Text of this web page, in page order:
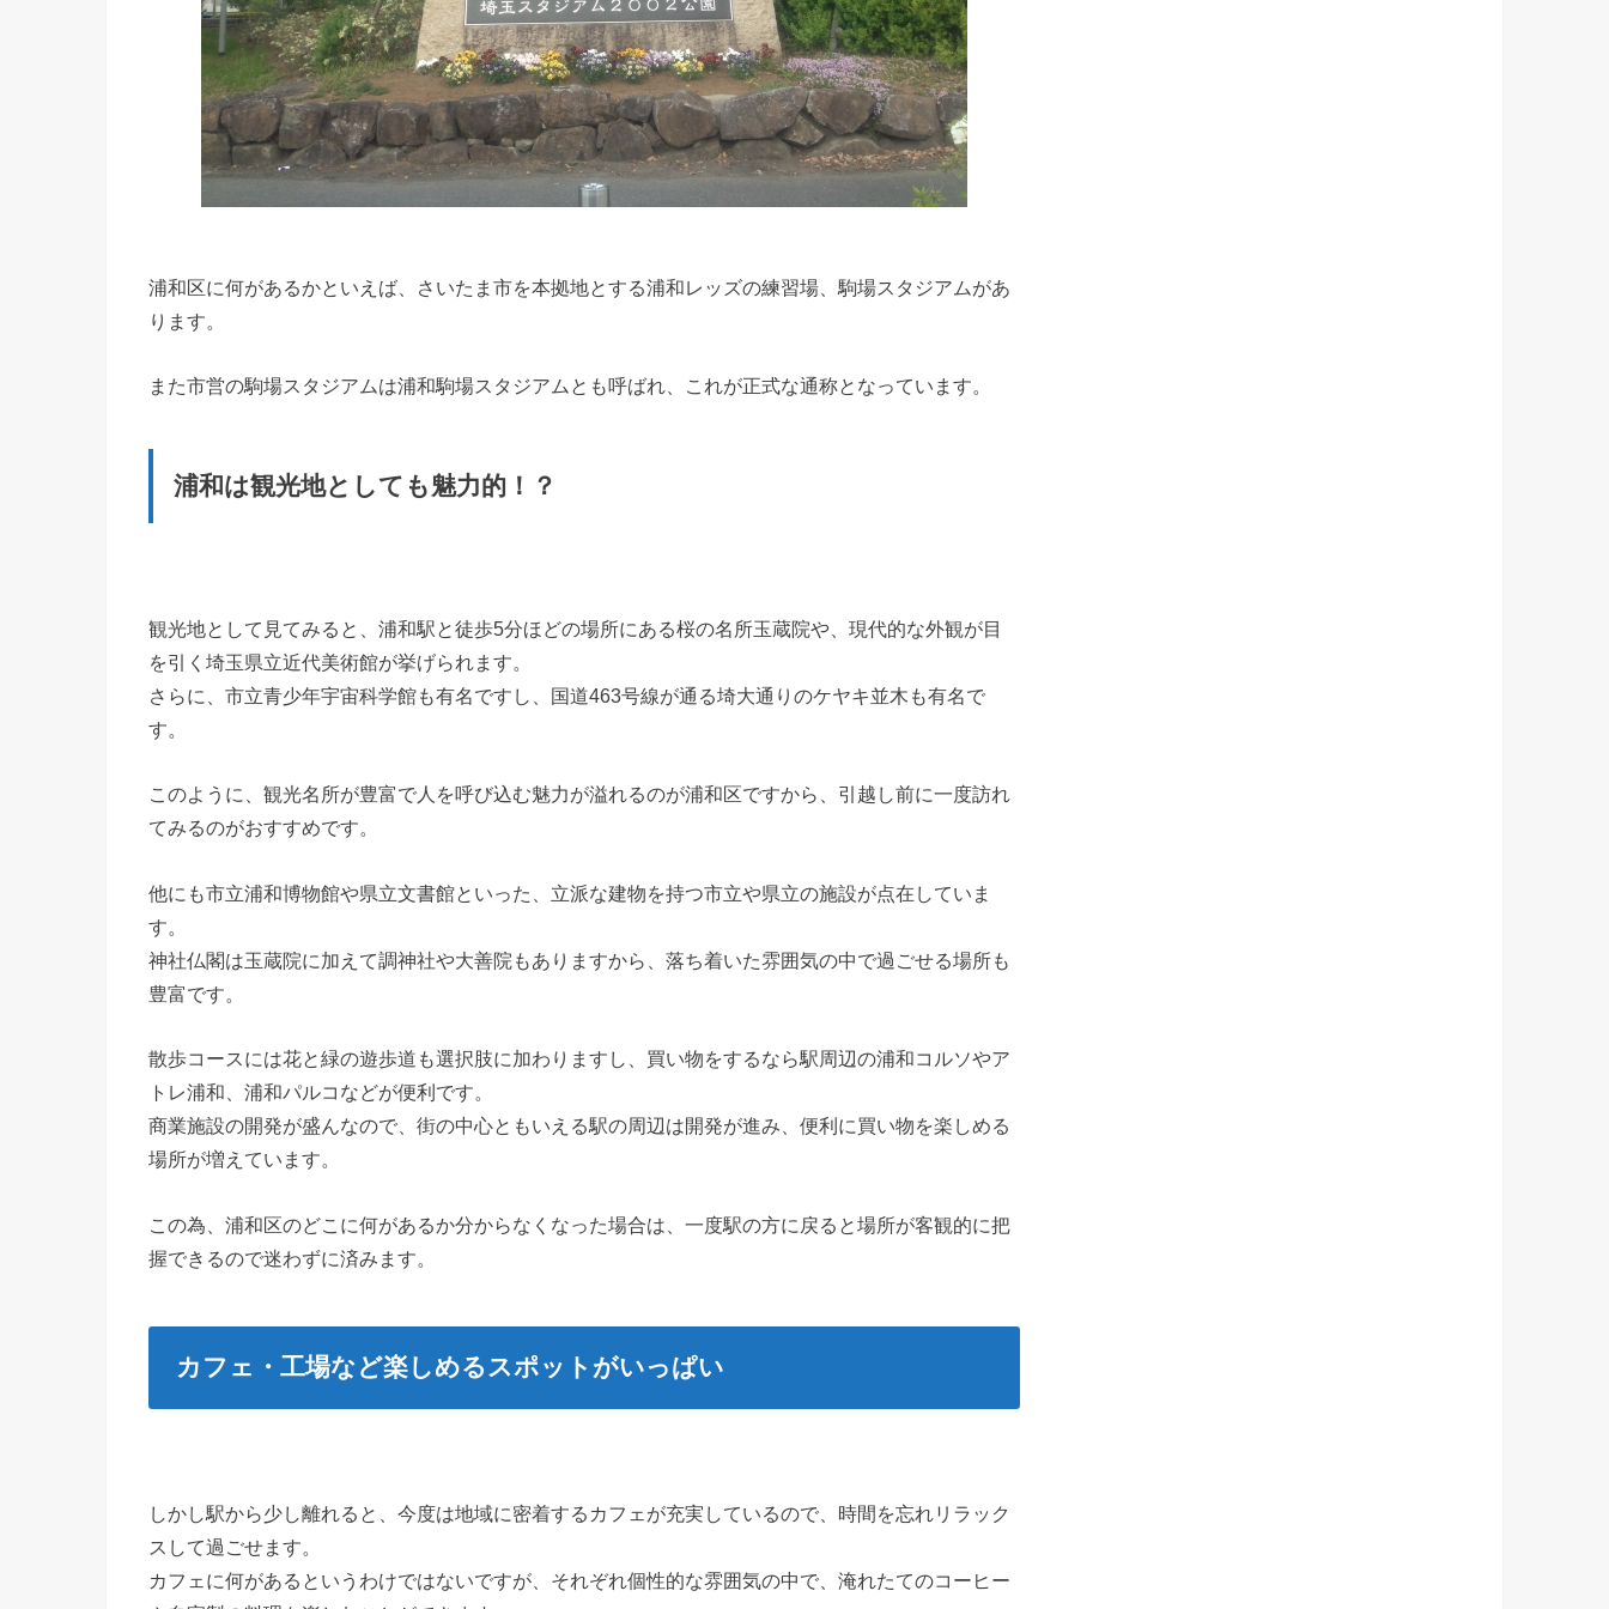
浦和区に何があるかといえば、さいたま市を本拠地とする浦和レッズの練習場、駒場スタジアムがあ
ります。
また市営の駒場スタジアムは浦和駒場スタジアムとも呼ばれ、これが正式な通称となっています。
浦和は観光地としても魅力的！？
観光地として見てみると、浦和駅と徒歩5分ほどの場所にある桜の名所玉蔵院や、現代的な外観が目
を引く埼玉県立近代美術館が挙げられます。
さらに、市立青少年宇宙科学館も有名ですし、国道463号線が通る埼大通りのケヤキ並木も有名で
す。
このように、観光名所が豊富で人を呼び込む魅力が溢れるのが浦和区ですから、引越し前に一度訪れ
てみるのがおすすめです。
他にも市立浦和博物館や県立文書館といった、立派な建物を持つ市立や県立の施設が点在していま
す。
神社仏閣は玉蔵院に加えて調神社や大善院もありますから、落ち着いた雰囲気の中で過ごせる場所も
豊富です。
散歩コースには花と緑の遊歩道も選択肢に加わりますし、買い物をするなら駅周辺の浦和コルソやア
トレ浦和、浦和パルコなどが便利です。
商業施設の開発が盛んなので、街の中心ともいえる駅の周辺は開発が進み、便利に買い物を楽しめる
場所が増えています。
この為、浦和区のどこに何があるか分からなくなった場合は、一度駅の方に戻ると場所が客観的に把
握できるので迷わずに済みます。
カフェ・工場など楽しめるスポットがいっぱい
しかし駅から少し離れると、今度は地域に密着するカフェが充実しているので、時間を忘れリラック
スして過ごせます。
カフェに何があるというわけではないですが、それぞれ個性的な雰囲気の中で、淹れたてのコーヒー